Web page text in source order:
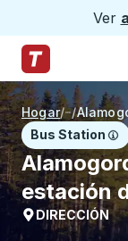
Ver
Página de
Hogar/ /
Bus Station
estación
DIRECCIÓN